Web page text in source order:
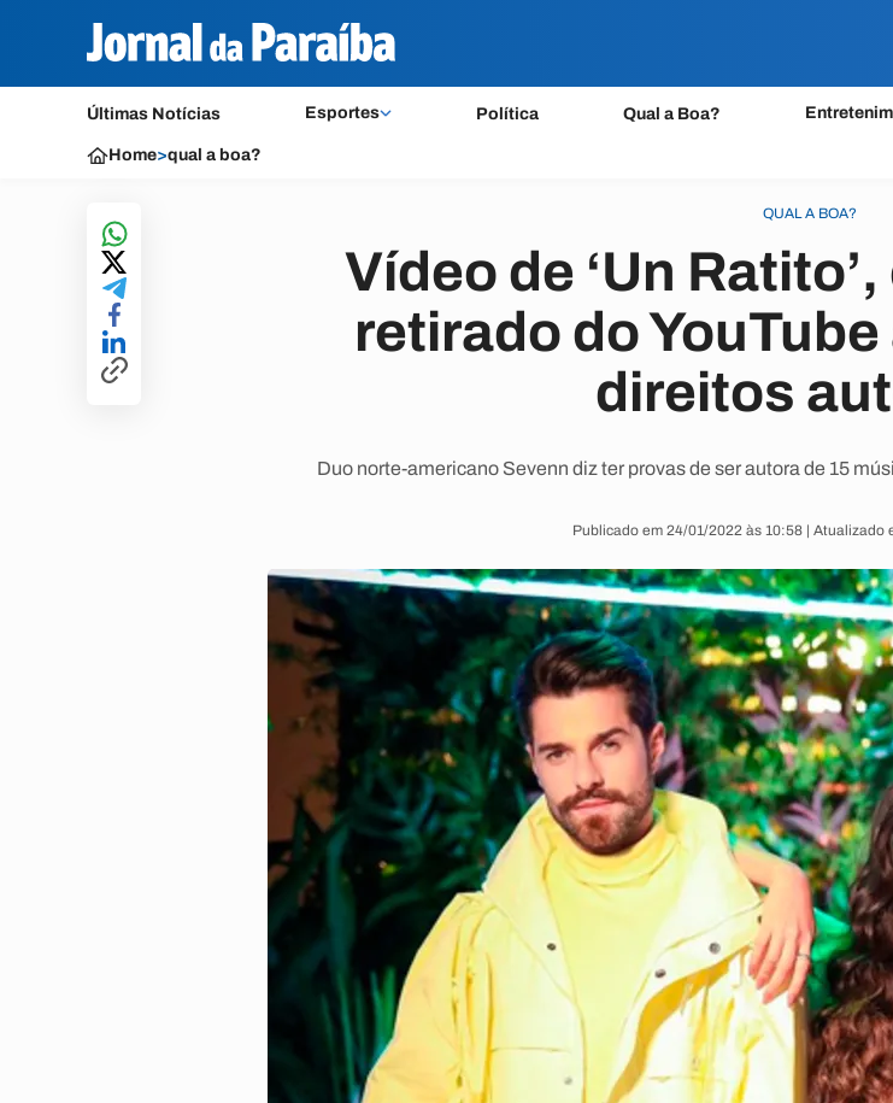
Últimas Notícias Esportes Política Qual a Boa?
Home>qual a boa?
QUAL A BOA?
Vídeo de ‘Un
retirado do
direitos
Duo norte-americano Sevenn diz ter provas de ser autora de 15
Publicado em 24/01/2022 às 10:58 | Atualizado